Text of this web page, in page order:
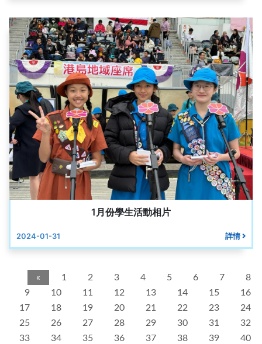
1月份學生活動相片
2024-01-31 詳情
« 1 2 3 4 5 6 7
8
9
10 11 12 13 14 15
16
17
18 19 20 21 22 23
24
25
26 27 28 29 30 31
32
33
34 35 36 37 38 39 40